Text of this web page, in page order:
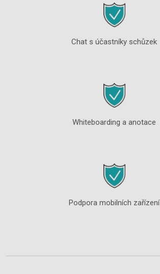
Chat s účastníky schůzek
Whiteboarding a anotace
Podpora mobilních zařízení